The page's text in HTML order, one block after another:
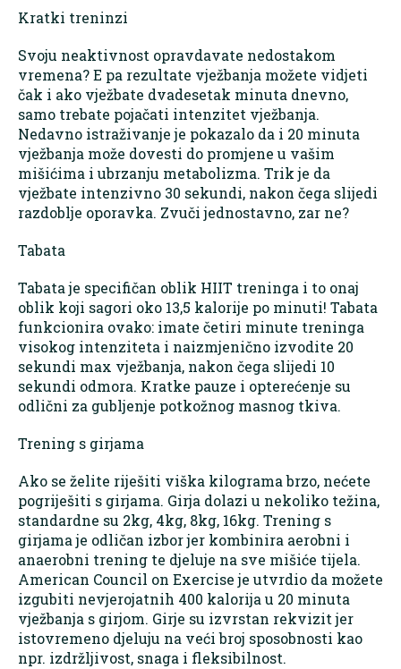
Kratki treninzi
Svoju neaktivnost opravdavate nedostakom
vremena? E pa rezultate vježbanja možete vidjeti
čak i ako vježbate dvadesetak minuta dnevno,
samo trebate pojačati intenzitet vježbanja.
Nedavno istraživanje je pokazalo da i 20 minuta
vježbanja može dovesti do promjene u vašim
mišićima i ubrzanju metabolizma. Trik je da
vježbate intenzivno 30 sekundi, nakon čega slijedi
razdoblje oporavka. Zvuči jednostavno, zar ne?
Tabata
Tabata je specifičan oblik HIIT treninga i to onaj
oblik koji sagori oko 13,5 kalorije po minuti! Tabata
funkcionira ovako: imate četiri minute treninga
visokog intenziteta i naizmjenično izvodite 20
sekundi max vježbanja, nakon čega slijedi 10
sekundi odmora. Kratke pauze i opterećenje su
odlični za gubljenje potkožnog masnog tkiva.
Trening s girjama
Ako se želite riješiti viška kilograma brzo, nećete
pogriješiti s girjama. Girja dolazi u nekoliko težina,
standardne su 2kg, 4kg, 8kg, 16kg. Trening s
girjama je odličan izbor jer kombinira aerobni i
anaerobni trening te djeluje na sve mišiće tijela.
American Council on Exercise je utvrdio da možete
izgubiti nevjerojatnih 400 kalorija u 20 minuta
vježbanja s girjom. Girje su izvrstan rekvizit jer
istovremeno djeluju na veći broj sposobnosti kao
npr. izdržljivost, snaga i fleksibilnost.